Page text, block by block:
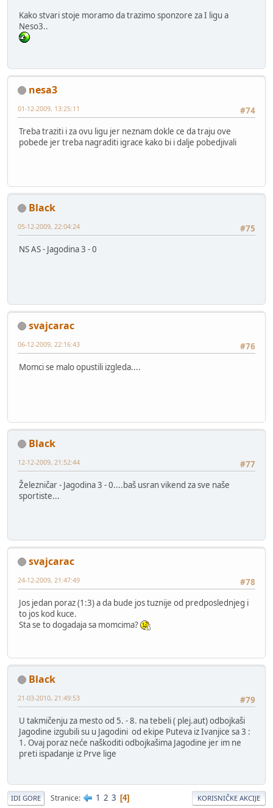
Kako stvari stoje moramo da trazimo sponzore za I ligu a
Neso3..
nesa3
#74
01-12-2009, 13:25:11
Treba traziti i za ovu ligu jer neznam dokle ce da traju ove
pobede jer treba nagraditi igrace kako bi i dalje pobedjivali
Black
#75
05-12-2009, 22:04:24
NS AS - Jagodina 3 - 0
svajcarac
#76
06-12-2009, 22:16:43
Momci se malo opustili izgleda....
Black
#77
12-12-2009, 21:52:44
Železničar - Jagodina 3 - 0....baš usran vikend za sve naše
sportiste...
svajcarac
#78
24-12-2009, 21:47:49
Jos jedan poraz (1:3) a da bude jos tuznije od predposlednjeg i
to jos kod kuce.
Sta se to dogadaja sa momcima?
Black
#79
21-03-2010, 21:49:53
U takmičenju za mesto od 5. - 8. na tebeli ( plej.aut) odbojkaši
Jagodine izgubili su u Jagodini od ekipe Puteva iz Ivanjice sa 3 :
1. Ovaj poraz neće naškoditi odbojkašima Jagodine jer im ne
preti ispadanje iz Prve lige
IDI GORE Stranice 1 2 3 4 KORISNIČKE AKCIJE